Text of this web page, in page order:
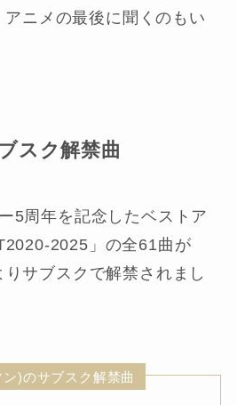
ニメの最後に聞くのもい
スク解禁曲
5周年を記念したベストア
2025」の全61曲が
サブスクで解禁されまし
)のサブスク解禁曲